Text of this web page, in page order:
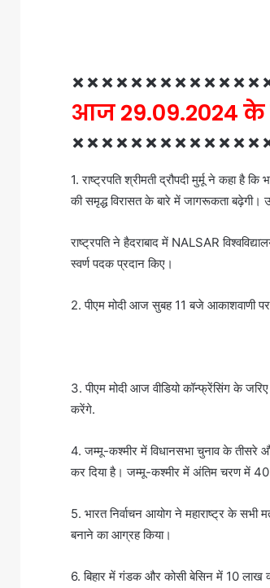
आज 29.09.2024 के
1. राष्ट्रपति श्रीमती द्रौपदी मुर्मू ने कहा है
की समृद्ध विरासत के बारे में जागरूकता बढ़ेगी।
राष्ट्रपति ने हैदराबाद में NALSAR
स्वर्ण पदक प्रदान किए।
2. पीएम मोदी आज सुबह 11 बजे आकाशवाणी पर
3. पीएम मोदी आज वीडियो कॉन्फ्रेंसिंग के
करेंगे.
4. जम्मू-कश्मीर में विधानसभा चुनाव के तीसरे
कर दिया है। जम्मू-कश्मीर में अंतिम चरण में 40
5. भारत निर्वाचन आयोग ने महाराष्ट्र के
बनाने का आग्रह किया।
6. बिहार में गंडक और कोसी बेसिन में 10 लाख